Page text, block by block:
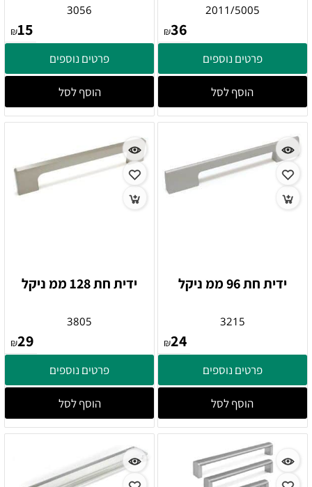
2011/5005
₪36
פרטים נוספים
הוסף לסל
3056
₪15
פרטים נוספים
הוסף לסל
ידית חת 96 ממ ניקל
3215
₪24
פרטים נוספים
הוסף לסל
ידית חת 128 ממ ניקל
3805
₪29
פרטים נוספים
הוסף לסל